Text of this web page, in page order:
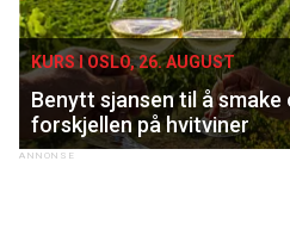
KURS I OSLO, 26. AUGUST
Benytt sjansen til å
forskjellen på hvitviner